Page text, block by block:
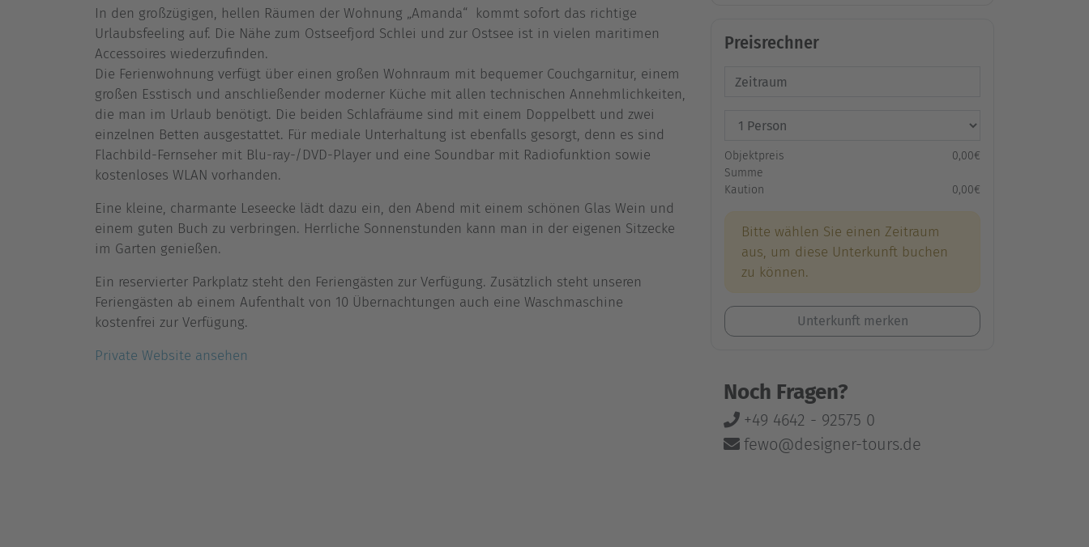
In den großzügigen, hellen Räumen der Wohnung „Amanda“ kommt sofort das richtige
Urlaubsfeeling auf. Die Nähe zum Ostseefjord Schlei und zur Ostsee ist in vielen maritimen
Accessoires wiederzufinden.
Die Ferienwohnung verfügt über einen großen Wohnraum mit bequemer Couchgarnitur, einem
großen Esstisch und anschließender moderner Küche mit allen technischen Annehmlichkeiten,
die man im Urlaub benötigt. Die beiden Schlafräume sind mit einem Doppelbett und zwei
einzelnen Betten ausgestattet. Für mediale Unterhaltung ist ebenfalls gesorgt, denn es sind
Flachbild-Fernseher mit Blu-ray-/DVD-Player und eine Soundbar mit Radiofunktion sowie
kostenloses WLAN vorhanden.
Eine kleine, charmante Leseecke lädt dazu ein, den Abend mit einem schönen Glas Wein und
einem guten Buch zu verbringen. Herrliche Sonnenstunden kann man in der eigenen Sitzecke
im Garten genießen.
Ein reservierter Parkplatz steht den Feriengästen zur Verfügung. Zusätzlich steht unseren
Feriengästen ab einem Aufenthalt von 10 Übernachtungen auch eine Waschmaschine
kostenfrei zur Verfügung.
Private Website ansehen
Preisrechner
Objektpreis
0,00€
Summe
Kaution
0,00€
Bitte wählen Sie einen Zeitraum
aus, um diese Unterkunft buchen
zu können.
Unterkunft merken
Noch Fragen?
+49 4642 - 92575 0
fewo@designer-tours.de